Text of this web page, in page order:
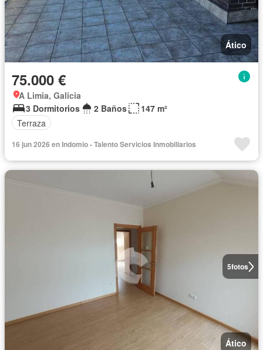
Ático
75.000 €
A Limia, Galicia
3 Dormitorios
2 Baños
147 m²
Terraza
16 jun 2026 en Indomio - Talento Servicios Inmobiliarios
5fotos
Ático